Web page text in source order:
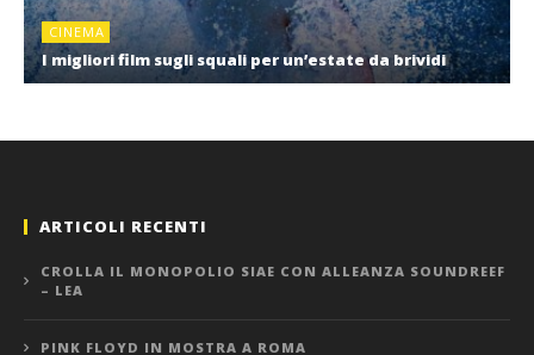
CINEMA
I migliori film sugli squali per un’estate da brividi
ARTICOLI RECENTI
CROLLA IL MONOPOLIO SIAE CON ALLEANZA SOUNDREEF
– LEA
PINK FLOYD IN MOSTRA A ROMA